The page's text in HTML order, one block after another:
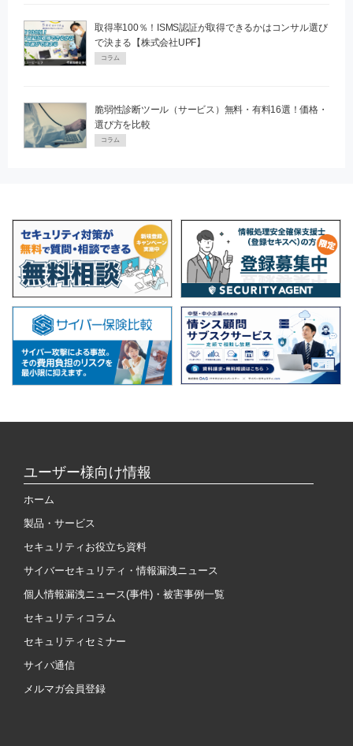
取得率100％！ISMS認証が取得できるかはコンサル選び
で決まる【株式会社UPF】
コラム
脆弱性診断ツール（サービス）無料・有料16選！価格・
選び方を比較
コラム
ユーザー様向け情報
ホーム
製品・サービス
セキュリティお役立ち資料
サイバーセキュリティ・情報漏洩ニュース
個人情報漏洩ニュース(事件)・被害事例一覧
セキュリティコラム
セキュリティセミナー
サイバ通信
メルマガ会員登録